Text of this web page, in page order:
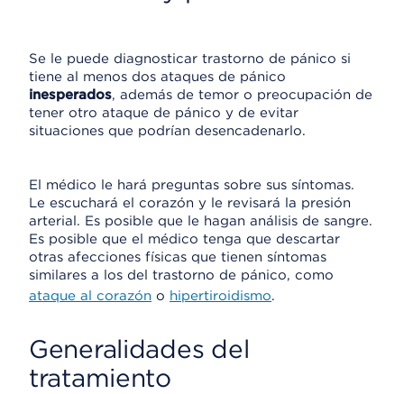
Se le puede diagnosticar trastorno de pánico si
tiene al menos dos ataques de pánico
inesperados, además de temor o preocupación de
tener otro ataque de pánico y de evitar
situaciones que podrían desencadenarlo.
El médico le hará preguntas sobre sus síntomas.
Le escuchará el corazón y le revisará la presión
arterial. Es posible que le hagan análisis de sangre.
Es posible que el médico tenga que descartar
otras afecciones físicas que tienen síntomas
similares a los del trastorno de pánico, como
ataque al corazón o hipertiroidismo.
Generalidades del
tratamiento